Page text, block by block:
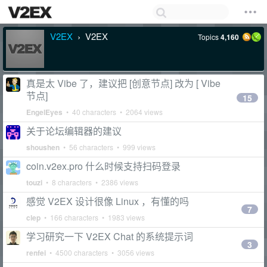
V2EX › V2EX Topics4,160
真是太 Vibe 了，建议把 [创意节点] 改为 [ Vibe
节点]
EngelEyes • 40 characters • 2064 views
15
关于论坛编辑器的建议
shoushen • 56 characters • 999 views
coin.v2ex.pro 什么时候支持扫码登录
touzi • 8 characters • 2386 views
感觉 V2EX 设计很像 Linux ，有懂的吗
clep • 166 characters • 1983 views
7
学习研究一下 V2EX Chat 的系统提示词
renfei • 4500 characters • 3056 views
3